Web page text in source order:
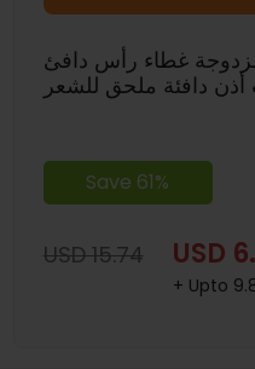
غطاء رأس دافئ
دافئة ملحق للشعر
Save 61%
USD 15.74 USD
+ Upto